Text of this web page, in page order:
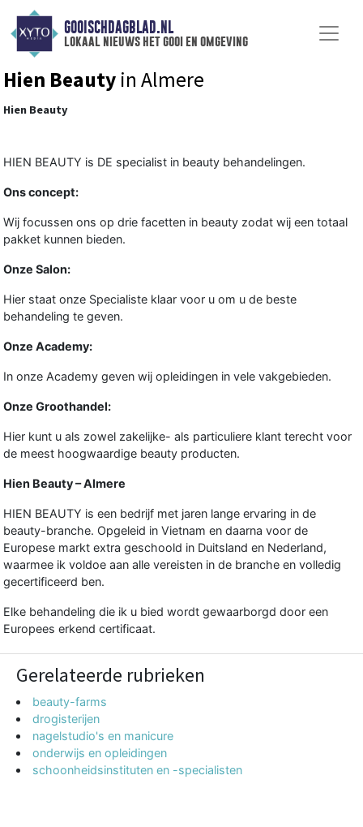
GOOISCHDAGBLAD.NL
lokaal nieuws het gooi en omgeving
Hien Beauty in Almere
Hien Beauty
HIEN BEAUTY is DE specialist in beauty behandelingen.
Ons concept:
Wij focussen ons op drie facetten in beauty zodat wij een totaal
pakket kunnen bieden.
Onze Salon:
Hier staat onze Specialiste klaar voor u om u de beste
behandeling te geven.
Onze Academy:
In onze Academy geven wij opleidingen in vele vakgebieden.
Onze Groothandel:
Hier kunt u als zowel zakelijke- als particuliere klant terecht voor
de meest hoogwaardige beauty producten.
Hien Beauty – Almere
HIEN BEAUTY is een bedrijf met jaren lange ervaring in de
beauty-branche. Opgeleid in Vietnam en daarna voor de
Europese markt extra geschoold in Duitsland en Nederland,
waarmee ik voldoe aan alle vereisten in de branche en volledig
gecertificeerd ben.
Elke behandeling die ik u bied wordt gewaarborgd door een
Europees erkend certificaat.
Gerelateerde rubrieken
beauty-farms
drogisterijen
nagelstudio's en manicure
onderwijs en opleidingen
schoonheidsinstituten en -specialisten